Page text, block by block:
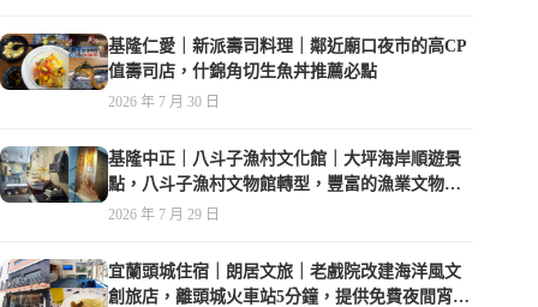
基隆仁愛｜新派壽司料理｜鄰近廟口夜市的高CP
值壽司店，什錦角切生魚丼推薦必點
2026 年 7 月 30 日
基隆中正｜八斗子漁村文化館｜大坪海岸順遊景
點，八斗子漁村文物館轉型，豐富的漁業文物，
值得走訪
2026 年 7 月 29 日
宜蘭頭城住宿｜朗居文旅｜老戲院改建海洋風文
創旅店，離頭城火車站5分鐘，提供免費夜間宵